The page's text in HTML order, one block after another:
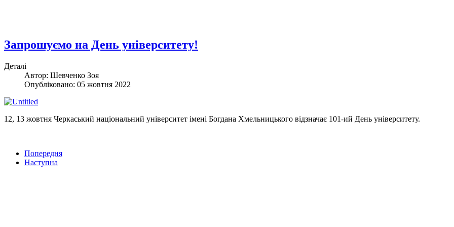
Запрошуємо на День університету!
Деталі
Автор: Шевченко Зоя
Опубліковано: 05 жовтня 2022
12, 13 жовтня Черкаський національний університет імені Богдана Хмельницького відзначає 101-ий День університету.
Попередня
Наступна